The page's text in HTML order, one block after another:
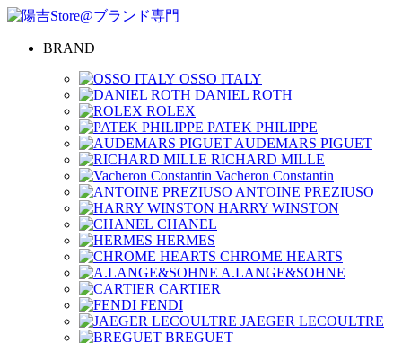
BRAND
OSSO ITALY
DANIEL ROTH
ROLEX
PATEK PHILIPPE
AUDEMARS PIGUET
RICHARD MILLE
Vacheron Constantin
ANTOINE PREZIUSO
HARRY WINSTON
CHANEL
HERMES
CHROME HEARTS
A.LANGE&SOHNE
CARTIER
FENDI
JAEGER LECOULTRE
BREGUET